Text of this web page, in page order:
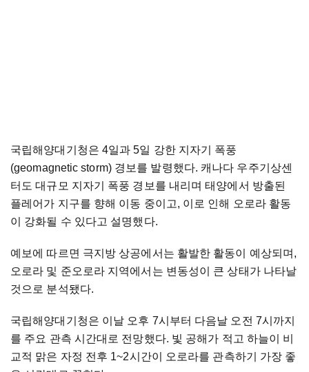
국립해양대기청은 4일과 5일 강한 지자기 폭풍
(geomagnetic storm) 경보를 발령했다. 캐나다 우주기상센
터도 대규모 지자기 폭풍 경보를 내리며 태양에서 방출된
플레어가 지구를 향해 이동 중이고, 이로 인해 오로라 활동
이 강화될 수 있다고 설명했다.
예보에 따르면 극지방 상공에서는 활발한 활동이 예상되며,
오로라 및 준오로라 지역에서는 변동성이 큰 상태가 나타날
것으로 분석됐다.
국립해양대기청은 이날 오후 7시부터 다음날 오전 7시까지
를 주요 관측 시간대로 전망했다. 빛 공해가 적고 하늘이 비
교적 맑은 자정 전후 1~2시간이 오로라를 관측하기 가장 좋